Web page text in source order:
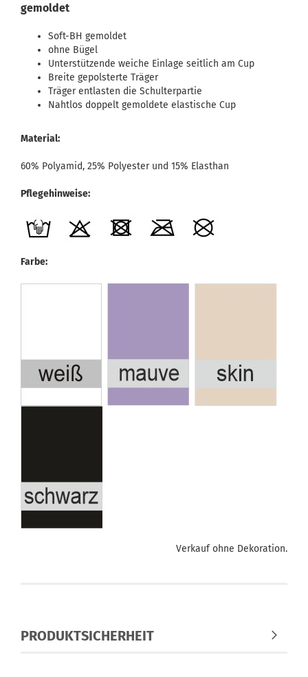
gemoldet
Soft-BH gemoldet
ohne Bügel
Unterstützende weiche Einlage seitlich am Cup
Breite gepolsterte Träger
Träger entlasten die Schulterpartie
Nahtlos doppelt gemoldete elastische Cup
Material:
60% Polyamid, 25% Polyester und 15% Elasthan
Pflegehinweise:
Farbe:
Verkauf ohne Dekoration.
PRODUKTSICHERHEIT